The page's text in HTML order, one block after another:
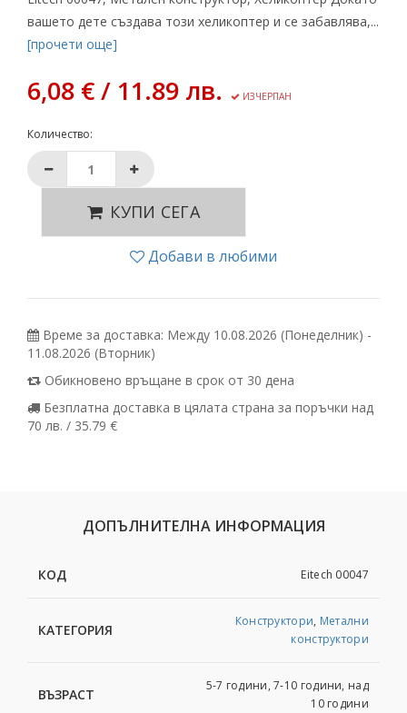
вашето дете създава този хеликоптер и се забавлява,...
[прочети още]
6,08 € / 11.89 лв. ИЗЧЕРПАН
Количество:
КУПИ СЕГА
Добави в любими
Време за доставка: Между 10.08.2026 (Понеделник) -
11.08.2026 (Вторник)
Обикновено връщане в срок от 30 дена
Безплатна доставка в цялата страна за поръчки над
70 лв. / 35.79 €
ДОПЪЛНИТЕЛНА ИНФОРМАЦИЯ
КОД Eitech 00047
КАТЕГОРИЯ
Конструктори, Метални
конструктори
ВЪЗРАСТ
5-7 години, 7-10 години, над
10 години